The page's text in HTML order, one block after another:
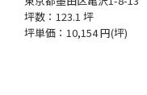
123.1 坪
：10,154 円(坪)